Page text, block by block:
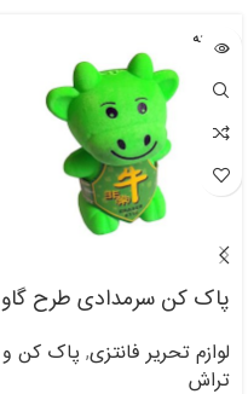
فروخته
شده
پاک کن سرمدادی طرح گاو
لوازم تحریر فانتزی, پاک کن و
تراش